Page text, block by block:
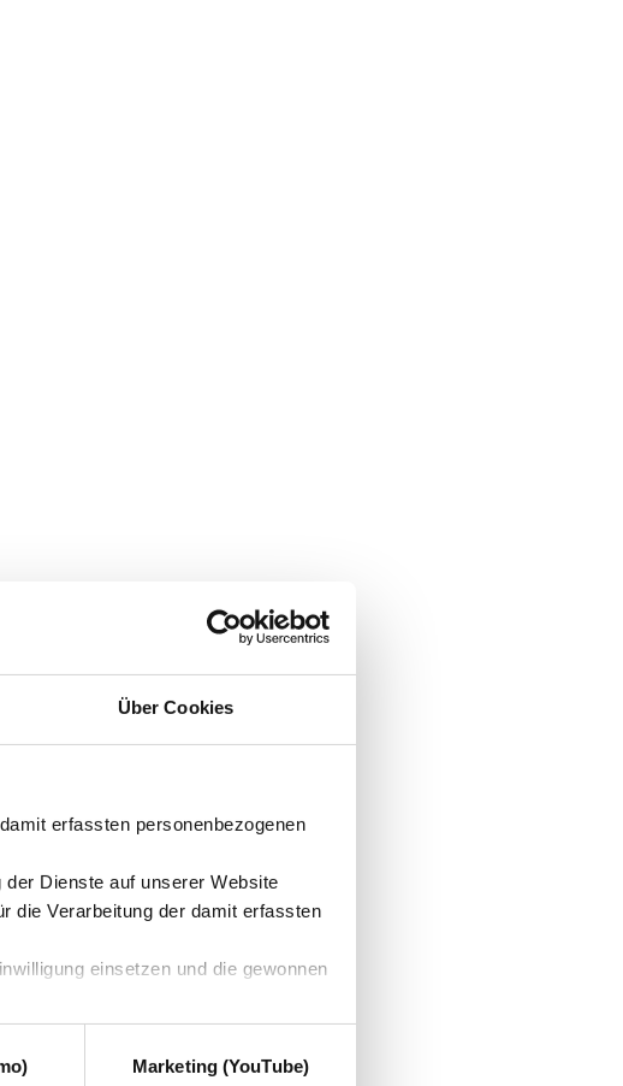
Über Cookies
erfassten personenbezogenen
Dienste auf unserer Website
die Verarbeitung der damit erfassten
einsetzen und die gewonnen
Marketing (YouTube)